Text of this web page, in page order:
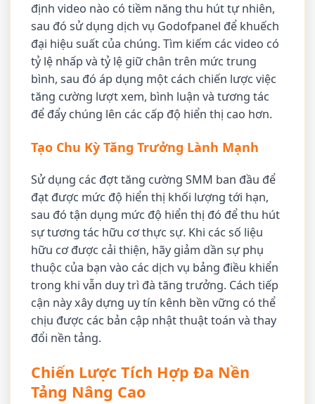
định video nào có tiềm năng thu hút tự nhiên,
sau đó sử dụng dịch vụ Godofpanel để khuếch
đại hiệu suất của chúng. Tìm kiếm các video có
tỷ lệ nhấp và tỷ lệ giữ chân trên mức trung
bình, sau đó áp dụng một cách chiến lược việc
tăng cường lượt xem, bình luận và tương tác
để đẩy chúng lên các cấp độ hiển thị cao hơn.
Tạo Chu Kỳ Tăng Trưởng Lành Mạnh
Sử dụng các đợt tăng cường SMM ban đầu để
đạt được mức độ hiển thị khối lượng tới hạn,
sau đó tận dụng mức độ hiển thị đó để thu hút
sự tương tác hữu cơ thực sự. Khi các số liệu
hữu cơ được cải thiện, hãy giảm dần sự phụ
thuộc của bạn vào các dịch vụ bảng điều khiển
trong khi vẫn duy trì đà tăng trưởng. Cách tiếp
cận này xây dựng uy tín kênh bền vững có thể
chịu được các bản cập nhật thuật toán và thay
đổi nền tảng.
Chiến Lược Tích Hợp Đa Nền
Tảng Nâng Cao